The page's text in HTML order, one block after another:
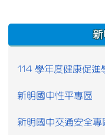
:::
新
114 學年度健康促進
新明國中性平專區
新明國中交通安全專